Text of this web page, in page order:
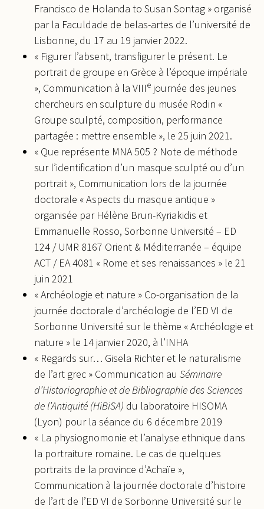
Francisco de Holanda to Susan Sontag » organisé
par la Faculdade de belas-artes de l’université de
Lisbonne, du 17 au 19 janvier 2022.
« Figurer l’absent, transfigurer le présent. Le
portrait de groupe en Grèce à l’époque impériale
», Communication à la VIIIe journée des jeunes
chercheurs en sculpture du musée Rodin «
Groupe sculpté, composition, performance
partagée : mettre ensemble », le 25 juin 2021.
« Que représente MNA 505 ? Note de méthode
sur l’identification d’un masque sculpté ou d’un
portrait », Communication lors de la journée
doctorale « Aspects du masque antique »
organisée par Hélène Brun-Kyriakidis et
Emmanuelle Rosso, Sorbonne Université – ED
124 / UMR 8167 Orient & Méditerranée – équipe
ACT / EA 4081 « Rome et ses renaissances » le 21
juin 2021
« Archéologie et nature » Co-organisation de la
journée doctorale d’archéologie de l’ED VI de
Sorbonne Université sur le thème « Archéologie et
nature » le 14 janvier 2020, à l’INHA
« Regards sur… Gisela Richter et le naturalisme
de l’art grec » Communication au Séminaire
d’Historiographie et de Bibliographie des Sciences
de l’Antiquité (HiBiSA) du laboratoire HISOMA
(Lyon) pour la séance du 6 décembre 2019
« La physiognomonie et l’analyse ethnique dans
la portraiture romaine. Le cas de quelques
portraits de la province d’Achaïe »,
Communication à la journée doctorale d’histoire
de l’art de l’ED VI de Sorbonne Université sur le